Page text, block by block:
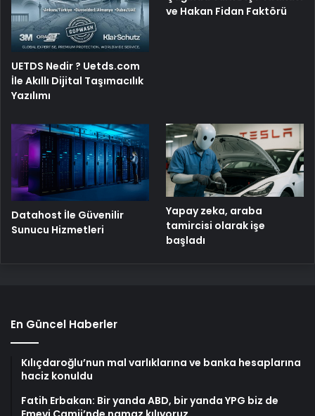
UETDS Nedir ? Uetds.com
İle Akıllı Dijital Taşımacılık
Yazılımı
ve Hakan Fidan Faktörü
Datahost İle Güvenilir
Sunucu Hizmetleri
Yapay zeka, araba
tamircisi olarak işe
başladı
En Güncel Haberler
Kılıçdaroğlu’nun mal varlıklarına ve banka hesaplarına
haciz konuldu
Fatih Erbakan: Bir yanda ABD, bir yanda YPG biz de